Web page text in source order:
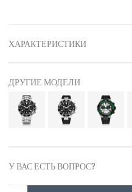
ХАРАКТЕРИСТИКИ
ДРУГИЕ МОДЕЛИ
У ВАС ЕСТЬ ВОПРОС?